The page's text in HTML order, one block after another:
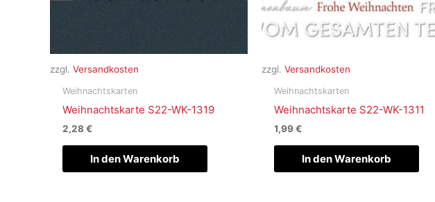
zzgl. Versandkosten
Weihnachtskarten
Weihnachtskarte S22-WK-1319
2,28€
In den Warenkorb
zzgl. Versandkosten
Weihnachtskarten
Weihnachtskarte S22-WK-1311
1,99€
In den Warenkorb